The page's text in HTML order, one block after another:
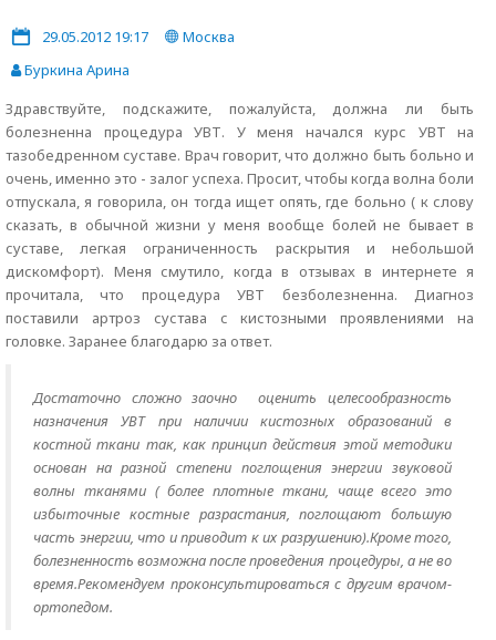
29.05.2012 19:17
Москва
Буркина Арина
Здравствуйте, подскажите, пожалуйста, должна ли быть
болезненна процедура УВТ. У меня начался курс УВТ на
тазобедренном суставе. Врач говорит, что должно быть больно и
очень, именно это - залог успеха. Просит, чтобы когда волна боли
отпускала, я говорила, он тогда ищет опять, где больно ( к слову
сказать, в обычной жизни у меня вообще болей не бывает в
суставе, легкая ограниченность раскрытия и небольшой
дискомфорт). Меня смутило, когда в отзывах в интернете я
прочитала, что процедура УВТ безболезненна. Диагноз
поставили артроз сустава с кистозными проявлениями на
головке. Заранее благодарю за ответ.
Достаточно сложно заочно оценить целесообразность
назначения УВТ при наличии кистозных образований в
костной ткани так, как принцип действия этой методики
основан на разной степени поглощения энергии звуковой
волны тканями ( более плотные ткани, чаще всего это
избыточные костные разрастания, поглощают большую
часть энергии, что и приводит к их разрушению).Кроме того,
болезненность возможна после проведения процедуры, а не во
время.Рекомендуем проконсультироваться с другим врачом-
ортопедом.